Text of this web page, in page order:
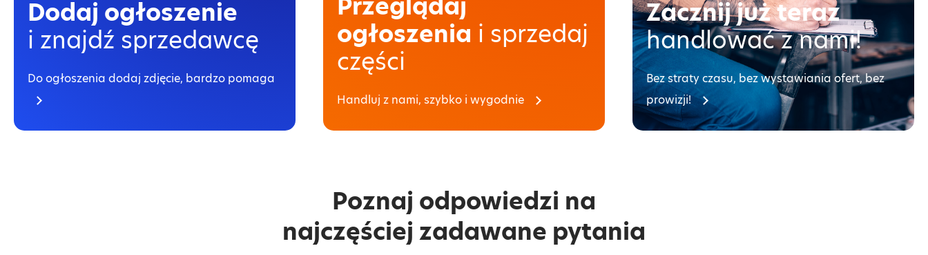
Dodaj ogłoszenie
i znajdź sprzedawcę
Do ogłoszenia dodaj zdjęcie, bardzo pomaga
ogłoszenia i sprzedaj
części
Handluj z nami, szybko i wygodnie
Zacznij już teraz
handlować z nami!
Bez straty czasu, bez wystawiania ofert, bez
prowizji!
Poznaj odpowiedzi na
najczęściej zadawane pytania